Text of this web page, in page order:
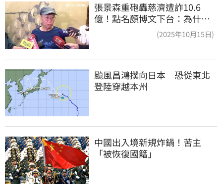
張景森重砲轟慈濟遭詐10.6
億！點名顏博文下台：為什麼
(2025年10月15日)
颱風昌鴻撲向日本　恐從東北
登陸穿越本州
中國出入境新規炸鍋！苦主
「被恢復國籍」